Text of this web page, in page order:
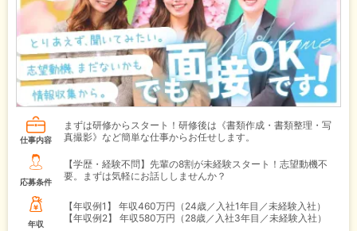
仕事内容
まずは研修からスタート！研修後は《書類作成・書類整理・写
真撮影》など簡単な仕事からお任せします。
応募条件
【学歴・経験不問】先輩の8割が未経験スタート！志望動機不
要。まずは気軽にお話ししませんか？
年収
【年収例1】
年収460万円（24歳／入社1年目／未経験入社）
【年収例2】
年収580万円（28歳／入社3年目／未経験入社）